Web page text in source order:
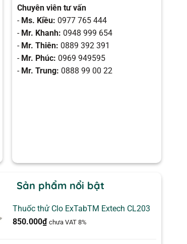
Chuyên viên tư vấn
- Ms. Kiều: 0977 765 444
- Mr. Khanh: 0948 999 654
- Mr. Thiên: 0889 392 391
- Mr. Phúc: 0969 949595
- Mr. Trung: 0888 99 00 22
Sản phẩm nổi bật
Thuốc thử Clo ExTabTM Extech CL203
850.000₫ chưa VAT 8%